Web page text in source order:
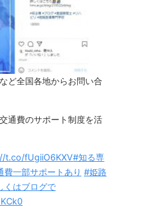
ど全国各地からお問い合
通費のサポート制度を活
t.co/fUgiiO6KXV#知る専
費一部サポートあり #姫路
くはブログで